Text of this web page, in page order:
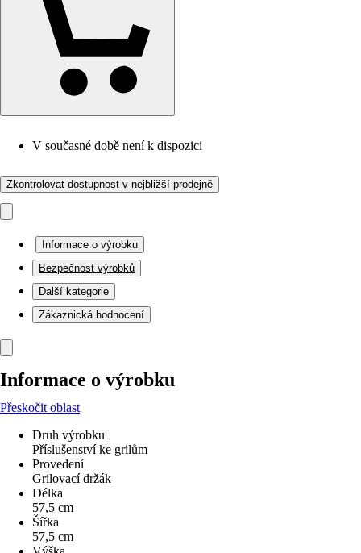
V současné době není k dispozici
Zkontrolovat dostupnost v nejbližší prodejně
Informace o výrobku
Bezpečnost výrobků
Další kategorie
Zákaznická hodnocení
Informace o výrobku
Přeskočit oblast
Druh výrobku
Příslušenství ke grilům
Provedení
Grilovací držák
Délka
57,5 cm
Šířka
57,5 cm